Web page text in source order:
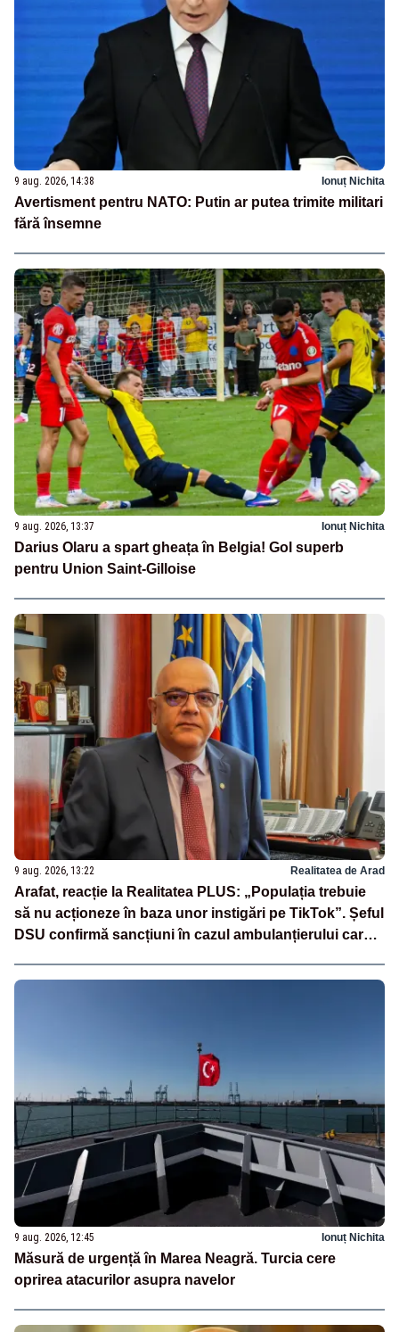
9 aug. 2026, 14:38 Ionuț Nichita
Avertisment pentru NATO: Putin ar putea trimite militari
fără însemne
9 aug. 2026, 13:37 Ionuț Nichita
Darius Olaru a spart gheața în Belgia! Gol superb
pentru Union Saint-Gilloise
9 aug. 2026, 13:22 Realitatea de Arad
Arafat, reacție la Realitatea PLUS: „Populația trebuie
să nu acționeze în baza unor instigări pe TikTok”. Șeful
DSU confirmă sancțiuni în cazul ambulanțierului care a
9 aug. 2026, 12:45 Ionuț Nichita
Măsură de urgență în Marea Neagră. Turcia cere
oprirea atacurilor asupra navelor